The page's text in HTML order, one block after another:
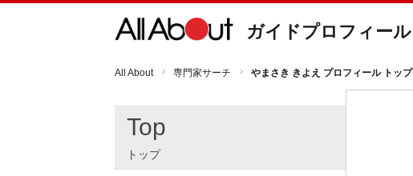
ガイドプロフィール
All About 専門家サーチ やまさき きよえ プロフィール トップ
Top
トップ